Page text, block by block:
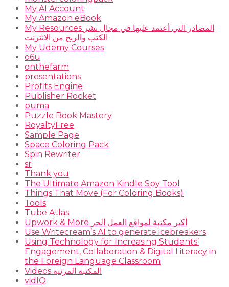
My AI Account
My Amazon eBook
My Resources المصادر التي أعتمد عليها في مجال نشر
الكتب والربح من الانترنت
My Udemy Courses
o6u
onthefarm
presentations
Profits Engine
Publisher Rocket
puma
Puzzle Book Mastery
RoyaltyFree
Sample Page
Space Coloring Pack
Spin Rewriter
sr
Thank you
The Ultimate Amazon Kindle Spy Tool
Things That Move (For Coloring Books)
Tools
Tube Atlas
Upwork & More أكبر مكتبة لمواقع العمل الحر
Use Writecream’s AI to generate icebreakers
Using Technology for Increasing Students’
Engagement, Collaboration & Digital Literacy in
the Foreign Language Classroom
Videos المكتبة المرئية
vidIQ